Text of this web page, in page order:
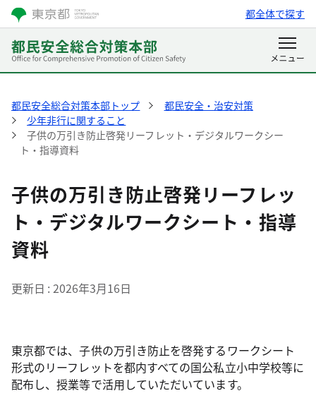
都全体で探す
都民安全総合対策本部トップ
都民安全・治安対策
少年非行に関すること
子供の万引き防止啓発リーフレット・デジタルワークシー
ト・指導資料
子供の万引き防止啓発リーフレッ
ト・デジタルワークシート・指導
資料
更新日 2026年3月16日
東京都では、子供の万引き防止を啓発するワークシート
形式のリーフレットを都内すべての国公私立小中学校等に
配布し、授業等で活用していただいています。